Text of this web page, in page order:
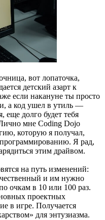
вот лопаточка,
детский азарт к
если накануне ты просто
а код ушел в утиль —
еще долго будет тебя
мне Coding Dojo
которую я получал,
программированию. Я рад,
этим драйвом.
на путь изменений:
и им нужно
очкам в 10 или 100 раз.
проектных
в игре. Получается
для энтузиазма.